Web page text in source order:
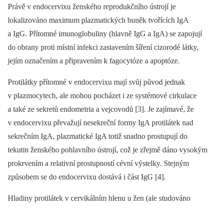
Právě v endocervixu ženského reprodukčního ústrojí je
lokalizováno maximum plazmatických buněk tvořících IgA
a IgG. Přítomné imunoglobuliny (hlavně IgG a IgA) se zapojují
do obrany proti místní infekci zastavením šíření cizorodé látky,
jejím označením a připravením k fagocytóze a apoptóze.
Protilátky přítomné v endocervixu mají svůj původ jednak
v plazmocytech, ale mohou pocházet i ze systémové cirkulace
a také ze sekretů endometria a vejcovodů [3]. Je zajímavé, že
v endocervixu převažují nesekreční formy IgA protilátek nad
sekrečním IgA, plazmatické IgA totiž snadno prostupují do
tekutin ženského pohlavního ústrojí, což je zřejmě dáno vysokým
prokrvením a relativní prostupností cévní výstelky. Stejným
způsobem se do endocervixu dostává i část IgG [4].
Hladiny protilátek v cervikálním hlenu u žen (ale studováno